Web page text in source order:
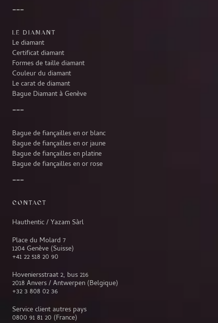
LE DIAMANT
Le diamant
Certificat diamant
Formes de taille diamant
Couleur du diamant
Le carat de diamant
Bague Diamant à Genève
Bague de fiançailles en or blanc
Bague de fiançailles en or jaune
Bague de fiançailles en platine
Bague de fiançailles en or rose
CONTACT
Hauthentic / Yazam Sàrl
Place du Molard 7
1204 Genève (Suisse)
+41 22 518 20 90
Hoveniersstraat 2, bus 216
2018 Anvers / Antwerpen (Belgique)
+32 3 808 02 36
Service client autres pays
0800 91 81 20 (France)